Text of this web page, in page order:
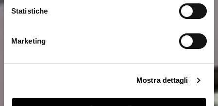
Statistiche
Marketing
Mostra dettagli